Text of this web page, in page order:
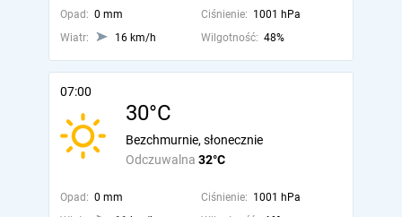
Opad: 0 mm Ciśnienie: 1001 hPa
Wiatr:
16 km/h Wilgotność: 48%
07:00
30°C
Odczuwalna 32°C
Bezchmurnie, słonecznie
Opad: 0 mm Ciśnienie: 1001 hPa